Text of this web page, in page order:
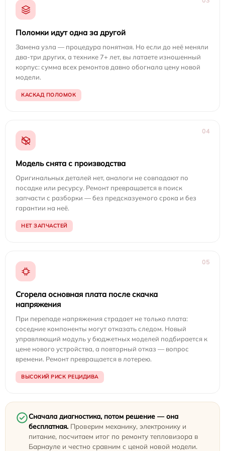
Поломки идут одна за другой
Замена узла — процедура понятная. Но если до неё меняли
два-три других, а технике 7+ лет, вы латаете изношенный
корпус: сумма всех ремонтов давно обогнала цену новой
модели.
КАСКАД ПОЛОМОК
04
Модель снята с производства
Оригинальных деталей нет, аналоги не совпадают по
посадке или ресурсу. Ремонт превращается в поиск
запчасти с разборки — без предсказуемого срока и без
гарантии на неё.
НЕТ ЗАПЧАСТЕЙ
05
Сгорела основная плата после скачка
напряжения
При перепаде напряжения страдает не только плата:
соседние компоненты могут отказать следом. Новый
управляющий модуль у бюджетных моделей подбирается к
цене нового устройства, а повторный отказ — вопрос
времени. Ремонт превращается в лотерею.
ВЫСОКИЙ РИСК РЕЦИДИВА
Сначала диагностика, потом решение — она
бесплатная. Проверим механику, электронику и
питание, посчитаем итог по ремонту тепловизора в
Барнауле и честно сравним с ценой новой модели.